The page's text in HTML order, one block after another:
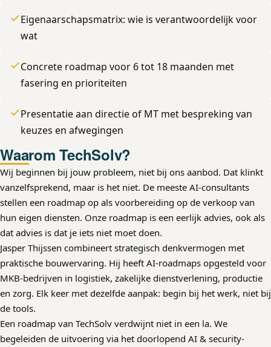
Eigenaarschapsmatrix: wie is verantwoordelijk voor
wat
Concrete roadmap voor 6 tot 18 maanden met
fasering en prioriteiten
Presentatie aan directie of MT met bespreking van
keuzes en afwegingen
Waarom TechSolv?
Wij beginnen bij jouw probleem, niet bij ons aanbod. Dat klinkt
vanzelfsprekend, maar is het niet. De meeste AI-consultants
stellen een roadmap op als voorbereiding op de verkoop van
hun eigen diensten. Onze roadmap is een eerlijk advies, ook als
dat advies is dat je iets niet moet doen.
Jasper Thijssen combineert strategisch denkvermogen met
praktische bouwervaring. Hij heeft AI-roadmaps opgesteld voor
MKB-bedrijven in logistiek, zakelijke dienstverlening, productie
en zorg. Elk keer met dezelfde aanpak: begin bij het werk, niet bij
de tools.
Een roadmap van TechSolv verdwijnt niet in een la. We
begeleiden de uitvoering via het doorlopend AI & security-